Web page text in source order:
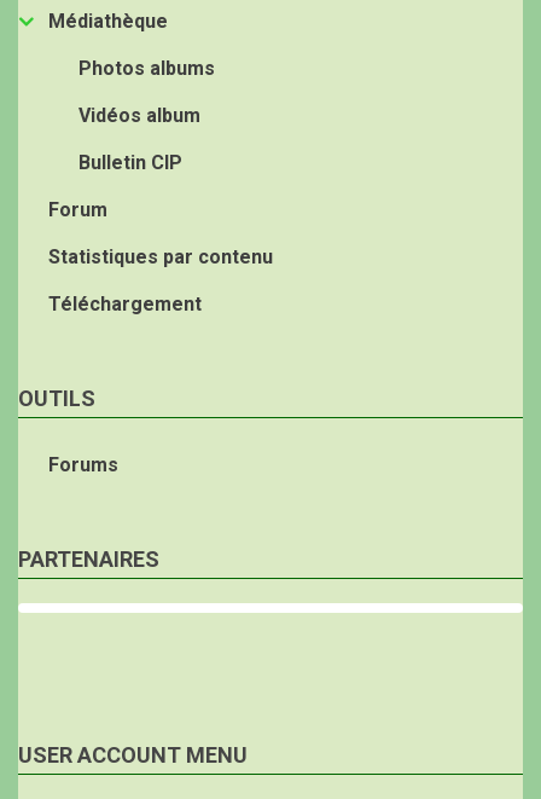
Médiathèque
Photos albums
Vidéos album
Bulletin CIP
Forum
Statistiques par contenu
Téléchargement
OUTILS
Forums
PARTENAIRES
USER ACCOUNT MENU